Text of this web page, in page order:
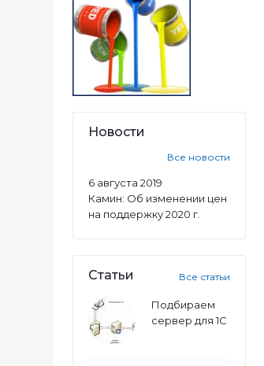
Новости
Все новости
6 августа 2019
Камин: Об изменении цен
на поддержку 2020 г.
Статьи Все статьи
Подбираем
сервер для 1С